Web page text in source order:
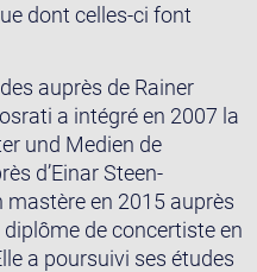
dont celles-ci font
auprès de Rainer
a intégré en 2007 la
und Medien de
d’Einar Steen-
mastère en 2015 auprès
de concertiste en
a poursuivi ses études